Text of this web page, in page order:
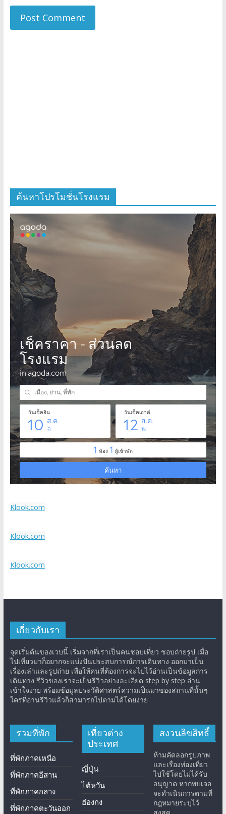
ค้นหาโปรโมชั่นโรงแรม
Klook.com
Klook.com
Klook.com
เกี่ยวกับเรา
จุดเริ่มต้นของเวบนี้ เริ่มจากที่เราเป็นคนชอบเที่ยว ชอบถ่ายรูป เมื่อ
ไปเที่ยวมาก็อยากจะแบ่งปันประสบการณ์การเดินทาง ออกมาเป็น
เรื่องเล่าและรูปถ่าย เพื่อให้คนที่ต้องการจะไปไว้อ่านเป็นข้อมูลการ
เดินทาง รีวิวของเราจะเป็นรีวิวอย่างละเอียด step by step อ่าน
เข้าใจง่าย พร้อมข้อมูลประวัติศาสตร์ความเป็นมาของสถานที่นั้นๆ
ใครที่อ่านรีวิวแล้วก็สามารถไปตามได้โดยง่าย
รวมที่พัก
ที่พักภาคเหนือ
ที่พักภาคอีสาน
ที่พักภาคกลาง
ที่พักภาคตะวันออก
เที่ยวต่าง
ประเทศ
ญี่ปุ่น
ไต้หวัน
ฮ่องกง
สงวนลิขสิทธิ์
ห้ามคัดลอกรูปภาพ
และเรื่องท่องเที่ยว
ไปใช้โดยไม่ได้รับ
อนุญาต หากพบเจอ
จะดำเนินการตามที่
กฎหมายระบุไว้